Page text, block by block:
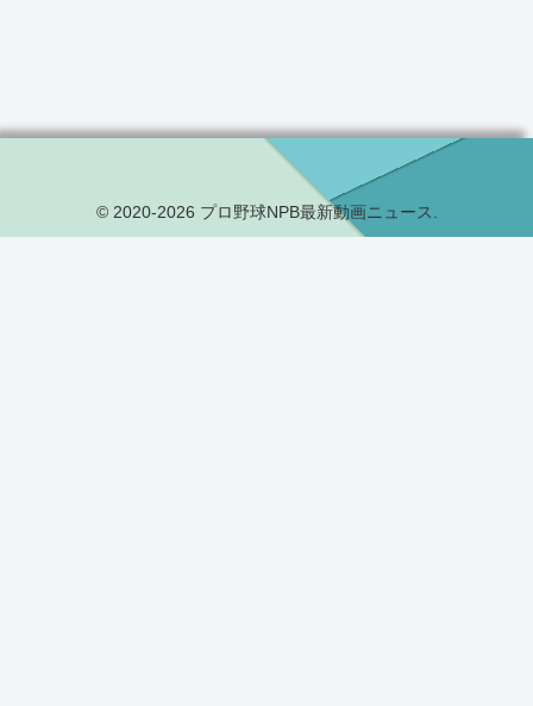
© 2020-2026 プロ野球NPB最新動画ニュース.